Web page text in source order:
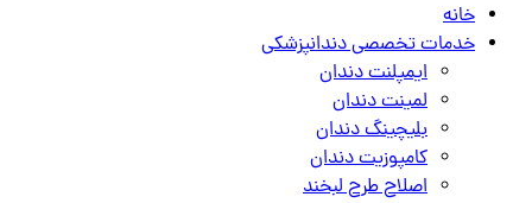
خانه
خدمات تخصصی دندانپزشکی
ایمپلنت دندان
لمینت دندان
بلیچینگ دندان
کامپوزیت دندان
اصلاح طرح لبخند